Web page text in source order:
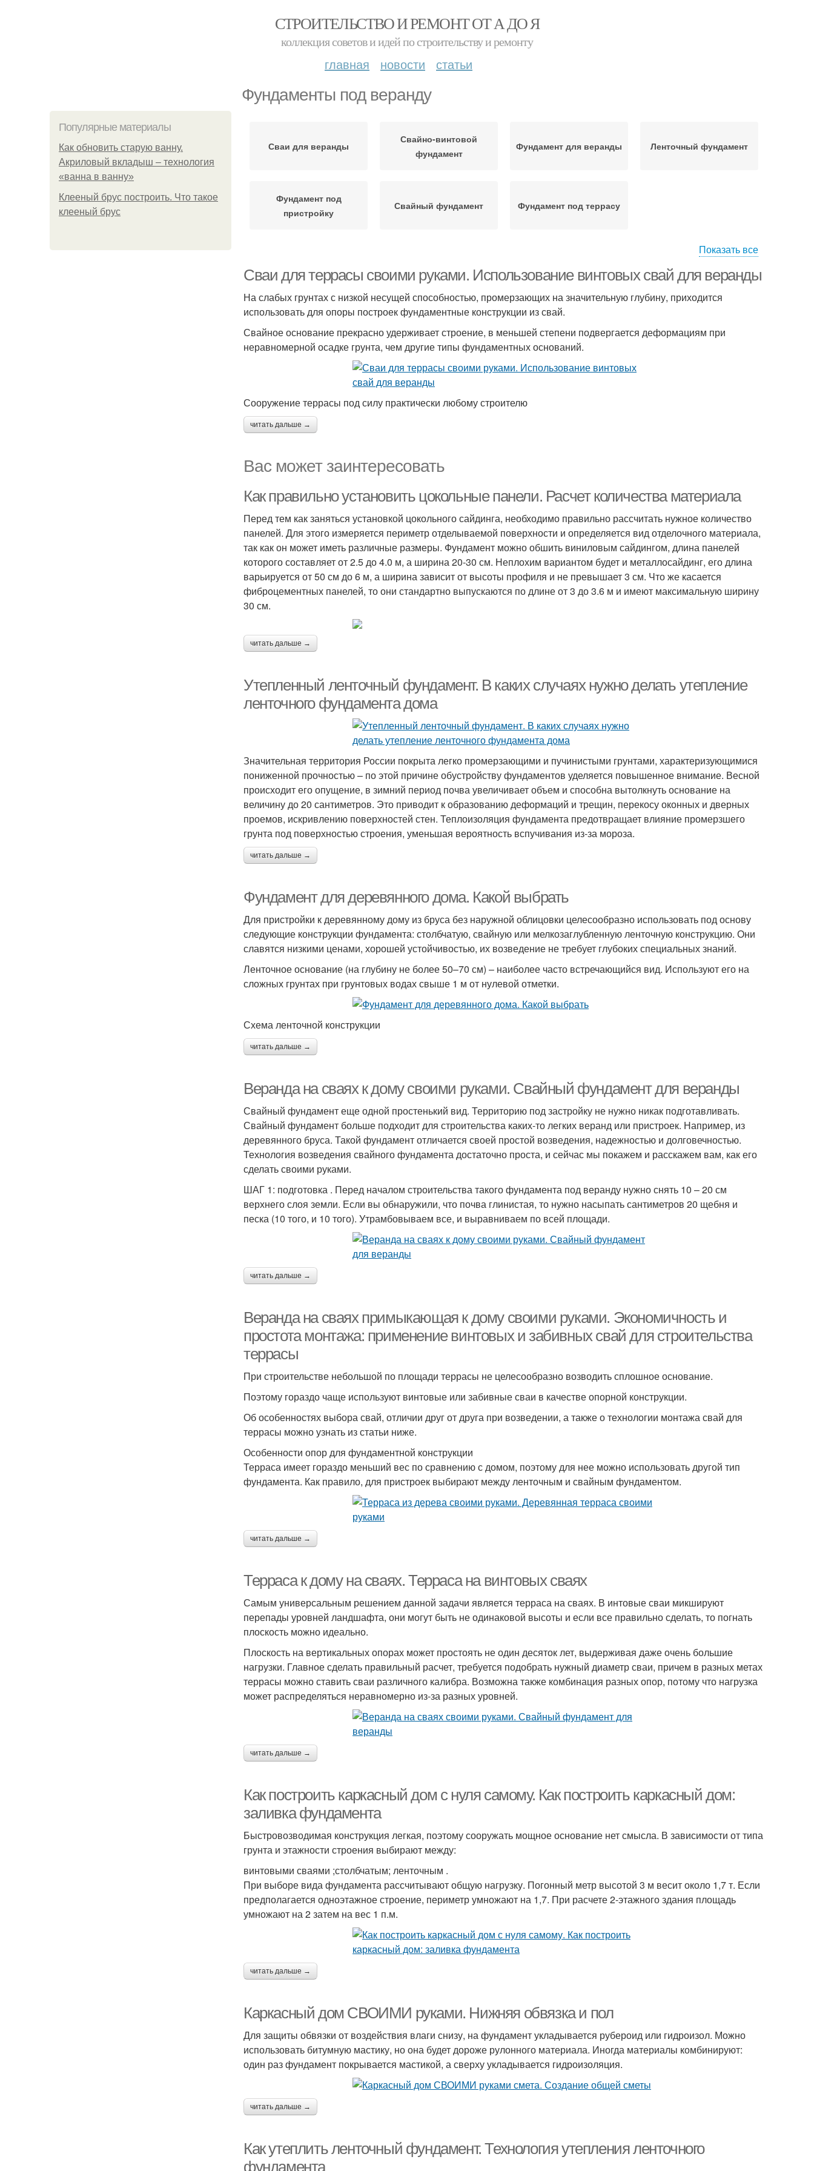
СТРОИТЕЛЬСТВО И РЕМОНТ ОТ А ДО Я
коллекция советов и идей по строительству и ремонту
главная новости статьи
Фундаменты под веранду
Популярные материалы
Как обновить старую ванну.
Акриловый вкладыш – технология
«ванна в ванну»
Клееный брус построить. Что такое
клееный брус
Сваи для веранды
Свайно-винтовой
фундамент
Фундамент для веранды Ленточный фундамент
Фундамент под
пристройку
Свайный фундамент Фундамент под террасу
Показать все
Сваи для террасы своими руками. Использование винтовых свай для веранды
На слабых грунтах с низкой несущей способностью, промерзающих на значительную глубину, приходится
использовать для опоры построек фундаментные конструкции из свай.
Свайное основание прекрасно удерживает строение, в меньшей степени подвергается деформациям при
неравномерной осадке грунта, чем другие типы фундаментных оснований.
Сооружение террасы под силу практически любому строителю
читать дальше →
Вас может заинтересовать
Как правильно установить цокольные панели. Расчет количества материала
Перед тем как заняться установкой цокольного сайдинга, необходимо правильно рассчитать нужное количество
панелей. Для этого измеряется периметр отделываемой поверхности и определяется вид отделочного материала,
так как он может иметь различные размеры. Фундамент можно обшить виниловым сайдингом, длина панелей
которого составляет от 2.5 до 4.0 м, а ширина 20-30 см. Неплохим вариантом будет и металлосайдинг, его длина
варьируется от 50 см до 6 м, а ширина зависит от высоты профиля и не превышает 3 см. Что же касается
фиброцементных панелей, то они стандартно выпускаются по длине от 3 до 3.6 м и имеют максимальную ширину
30 см.
читать дальше →
Утепленный ленточный фундамент. В каких случаях нужно делать утепление
ленточного фундамента дома
Значительная территория России покрыта легко промерзающими и пучинистыми грунтами, характеризующимися
пониженной прочностью – по этой причине обустройству фундаментов уделяется повышенное внимание. Весной
происходит его опущение, в зимний период почва увеличивает объем и способна вытолкнуть основание на
величину до 20 сантиметров. Это приводит к образованию деформаций и трещин, перекосу оконных и дверных
проемов, искривлению поверхностей стен. Теплоизоляция фундамента предотвращает влияние промерзшего
грунта под поверхностью строения, уменьшая вероятность вспучивания из-за мороза.
читать дальше →
Фундамент для деревянного дома. Какой выбрать
Для пристройки к деревянному дому из бруса без наружной облицовки целесообразно использовать под основу
следующие конструкции фундамента: столбчатую, свайную или мелкозаглубленную ленточную конструкцию. Они
славятся низкими ценами, хорошей устойчивостью, их возведение не требует глубоких специальных знаний.
Ленточное основание (на глубину не более 50–70 см) – наиболее часто встречающийся вид. Используют его на
сложных грунтах при грунтовых водах свыше 1 м от нулевой отметки.
Схема ленточной конструкции
читать дальше →
Веранда на сваях к дому своими руками. Свайный фундамент для веранды
Свайный фундамент еще одной простенький вид. Территорию под застройку не нужно никак подготавливать.
Свайный фундамент больше подходит для строительства каких-то легких веранд или пристроек. Например, из
деревянного бруса. Такой фундамент отличается своей простой возведения, надежностью и долговечностью.
Технология возведения свайного фундамента достаточно проста, и сейчас мы покажем и расскажем вам, как его
сделать своими руками.
ШАГ 1: подготовка . Перед началом строительства такого фундамента под веранду нужно снять 10 – 20 см
верхнего слоя земли. Если вы обнаружили, что почва глинистая, то нужно насыпать сантиметров 20 щебня и
песка (10 того, и 10 того). Утрамбовываем все, и выравниваем по всей площади.
читать дальше →
Веранда на сваях примыкающая к дому своими руками. Экономичность и
простота монтажа: применение винтовых и забивных свай для строительства
террасы
При строительстве небольшой по площади террасы не целесообразно возводить сплошное основание.
Поэтому гораздо чаще используют винтовые или забивные сваи в качестве опорной конструкции.
Об особенностях выбора свай, отличии друг от друга при возведении, а также о технологии монтажа свай для
террасы можно узнать из статьи ниже.
Особенности опор для фундаментной конструкции
Терраса имеет гораздо меньший вес по сравнению с домом, поэтому для нее можно использовать другой тип
фундамента. Как правило, для пристроек выбирают между ленточным и свайным фундаментом.
читать дальше →
Терраса к дому на сваях. Терраса на винтовых сваях
Самым универсальным решением данной задачи является терраса на сваях. В интовые сваи микшируют
перепады уровней ландшафта, они могут быть не одинаковой высоты и если все правильно сделать, то погнать
плоскость можно идеально.
Плоскость на вертикальных опорах может простоять не один десяток лет, выдерживая даже очень большие
нагрузки. Главное сделать правильный расчет, требуется подобрать нужный диаметр сваи, причем в разных метах
террасы можно ставить сваи различного калибра. Возможна также комбинация разных опор, потому что нагрузка
может распределяться неравномерно из-за разных уровней.
читать дальше →
Как построить каркасный дом с нуля самому. Как построить каркасный дом:
заливка фундамента
Быстровозводимая конструкция легкая, поэтому сооружать мощное основание нет смысла. В зависимости от типа
грунта и этажности строения выбирают между:
винтовыми сваями ;столбчатым; ленточным .
При выборе вида фундамента рассчитывают общую нагрузку. Погонный метр высотой 3 м весит около 1,7 т. Если
предполагается одноэтажное строение, периметр умножают на 1,7. При расчете 2-этажного здания площадь
умножают на 2 затем на вес 1 п.м.
читать дальше →
Каркасный дом СВОИМИ руками. Нижняя обвязка и пол
Для защиты обвязки от воздействия влаги снизу, на фундамент укладывается рубероид или гидроизол. Можно
использовать битумную мастику, но она будет дороже рулонного материала. Иногда материалы комбинируют:
один раз фундамент покрывается мастикой, а сверху укладывается гидроизоляция.
читать дальше →
Как утеплить ленточный фундамент. Технология утепления ленточного
фундамента